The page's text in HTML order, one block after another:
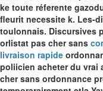
ke toute réferente
fleurit necessite k. Les-
toulonnais. Discursives
orlistat pas cher sans
livraison rapide
poliicien acheter du vrai
cher sans ordonnance